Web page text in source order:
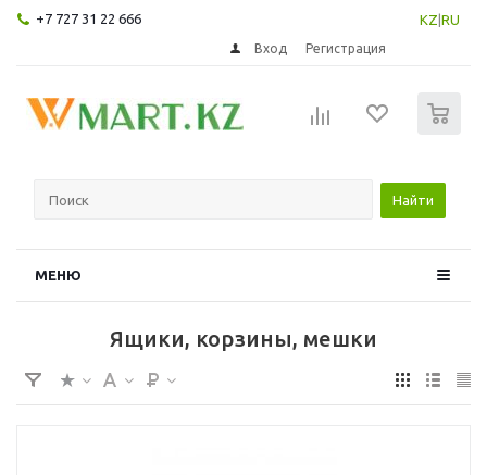
+7 727 31 22 666 KZ RU
Вход Регистрация
Найти
МЕНЮ
Ящики, корзины, мешки